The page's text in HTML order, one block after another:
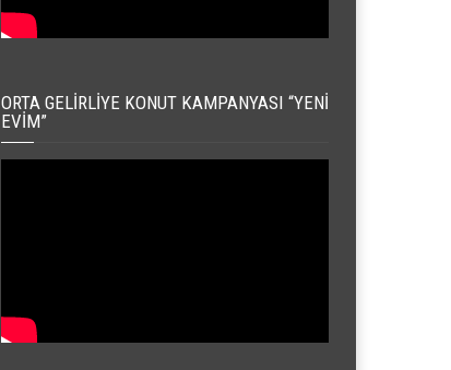
ORTA GELIRLIYE KONUT KAMPANYASI “YENI
EVIM”